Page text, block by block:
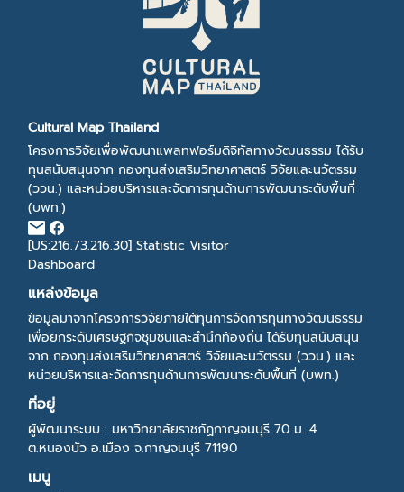
Cultural Map Thailand
โครงการวิจัยเพื่อพัฒนาแพลทฟอร์มดิจิทัลทางวัฒนธรรม ได้รับ
ทุนสนับสนุนจาก กองทุนส่งเสริมวิทยาศาสตร์ วิจัยและนวัตรรม
(ววน.) และหน่วยบริหารและจัดการทุนด้านการพัฒนาระดับพื้นที่
(บพท.)
[US:216.73.216.30] Statistic Visitor
Dashboard
แหล่งข้อมูล
ข้อมูลมาจากโครงการวิจัยภายใต้ทุนการจัดการทุนทางวัฒนธรรม
เพื่อยกระดับเศรษฐกิจชุมชนและสำนึกท้องถิ่น ได้รับทุนสนับสนุน
จาก กองทุนส่งเสริมวิทยาศาสตร์ วิจัยและนวัตรรม (ววน.) และ
หน่วยบริหารและจัดการทุนด้านการพัฒนาระดับพื้นที่ (บพท.)
ที่อยู่
ผู้พัฒนาระบบ : มหาวิทยาลัยราชภัฏกาญจนบุรี 70 ม. 4
ต.หนองบัว อ.เมือง จ.กาญจนบุรี 71190
เมนู